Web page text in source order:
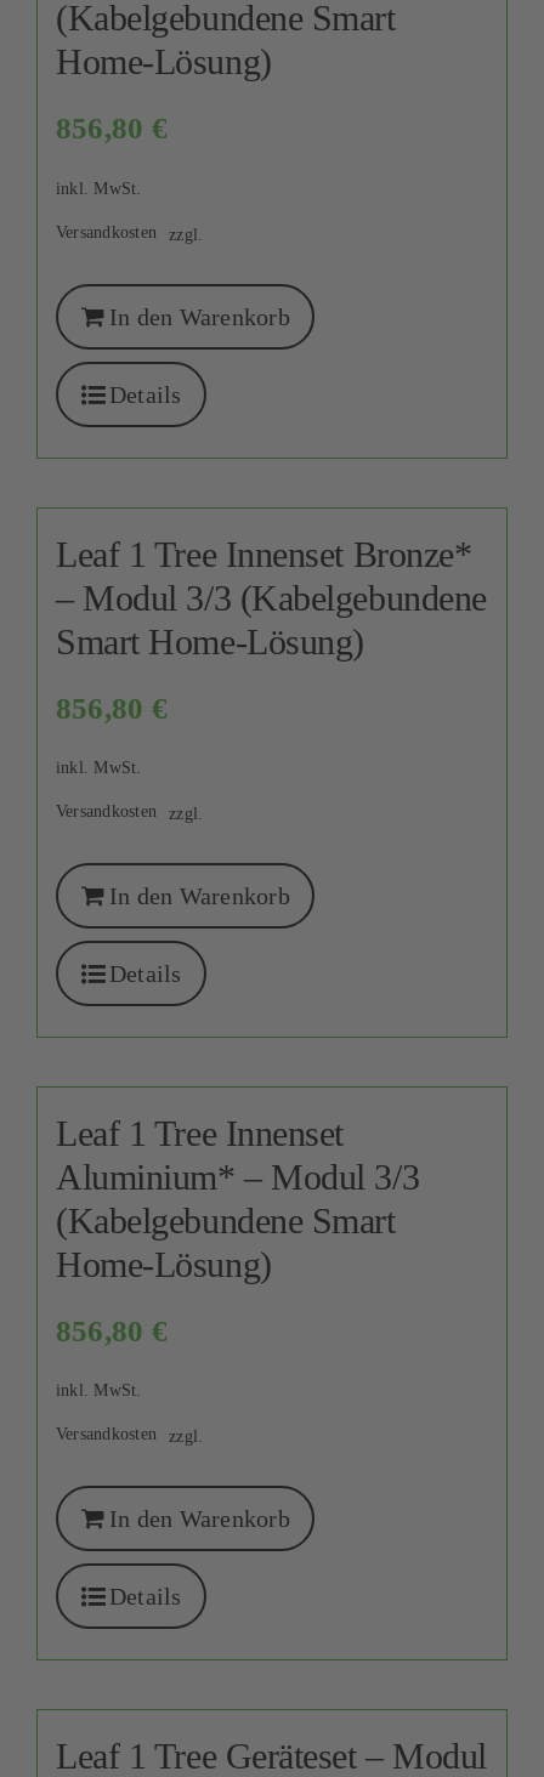
(Kabelgebundene Smart
Home-Lösung)
856,80 €
inkl. MwSt.
zzgl.
Versandkosten
In den Warenkorb
Details
Leaf 1 Tree Innenset Bronze*
– Modul 3/3 (Kabelgebundene
Smart Home-Lösung)
856,80 €
inkl. MwSt.
zzgl.
Versandkosten
In den Warenkorb
Details
Leaf 1 Tree Innenset
Aluminium* – Modul 3/3
(Kabelgebundene Smart
Home-Lösung)
856,80 €
inkl. MwSt.
zzgl.
Versandkosten
In den Warenkorb
Details
Leaf 1 Tree Geräteset – Modul